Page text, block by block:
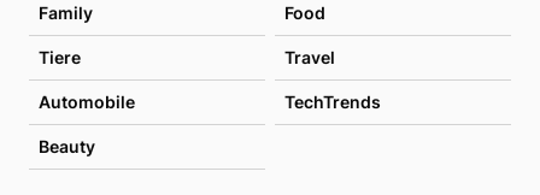
Family Food
Tiere Travel
Automobile TechTrends
Beauty